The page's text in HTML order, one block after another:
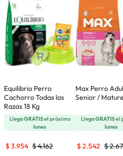
Equilibrio Perro
Cachorro Todas las
Razas 18 Kg
LlegaGRATISel próximo
lunes
$4.162
$3.954
Max Perro
Senior /
LlegaGRATISel
lunes
$
$2.542